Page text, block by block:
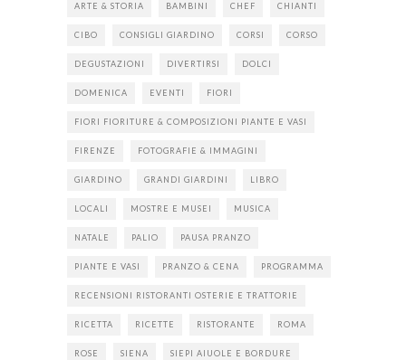
ARTE & STORIA BAMBINI CHEF CHIANTI
CIBO CONSIGLI GIARDINO CORSI CORSO
DEGUSTAZIONI DIVERTIRSI DOLCI
DOMENICA EVENTI FIORI
FIORI FIORITURE & COMPOSIZIONI PIANTE E VASI
FIRENZE FOTOGRAFIE & IMMAGINI
GIARDINO GRANDI GIARDINI LIBRO
LOCALI MOSTRE E MUSEI MUSICA
NATALE PALIO PAUSA PRANZO
PIANTE E VASI PRANZO & CENA PROGRAMMA
RECENSIONI RISTORANTI OSTERIE E TRATTORIE
RICETTA RICETTE RISTORANTE ROMA
ROSE SIENA SIEPI AIUOLE E BORDURE